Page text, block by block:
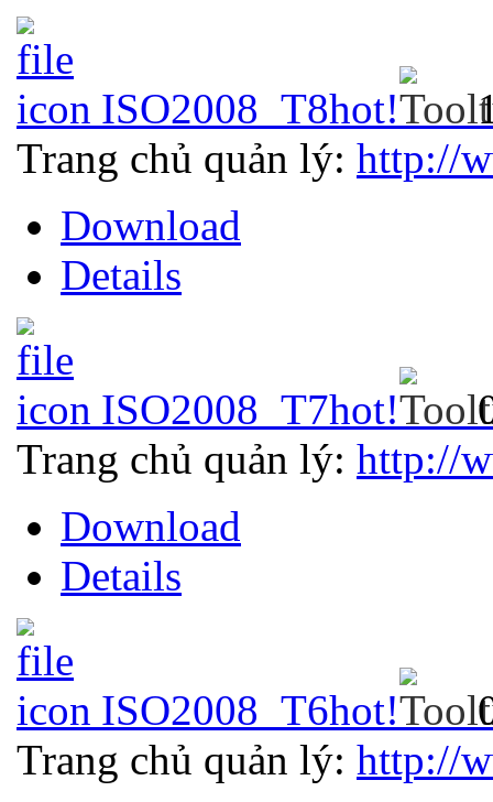
ISO2008_T8hot!
Trang chủ quản lý: http://
Download
Details
ISO2008_T7hot!
Trang chủ quản lý: http://
Download
Details
ISO2008_T6hot!
Trang chủ quản lý: http://